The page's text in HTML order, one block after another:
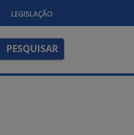
LEGISLAÇÃO